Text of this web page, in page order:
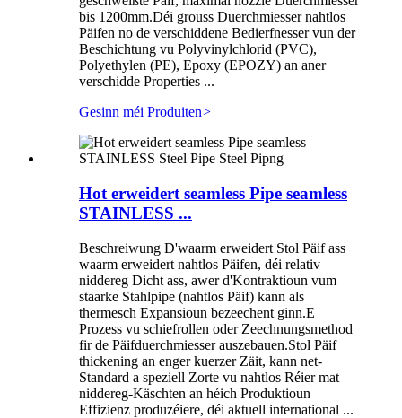
bis 1200mm.Déi grouss Duerchmiesser nahtlos
Päifen no de verschiddene Bedierfnesser vun der
Beschichtung vu Polyvinylchlorid (PVC),
Polyethylen (PE), Epoxy (EPOZY) an aner
verschidde Properties ...
Gesinn méi Produiten>
Hot erweidert seamless Pipe seamless
STAINLESS ...
Beschreiwung D'waarm erweidert Stol Päif ass
waarm erweidert nahtlos Päifen, déi relativ
niddereg Dicht ass, awer d'Kontraktioun vum
staarke Stahlpipe (nahtlos Päif) kann als
thermesch Expansioun bezeechent ginn.E
Prozess vu schiefrollen oder Zeechnungsmethod
fir de Päifduerchmiesser auszebauen.Stol Päif
thickening an enger kuerzer Zäit, kann net-
Standard a speziell Zorte vu nahtlos Réier mat
niddereg-Käschten an héich Produktioun
Effizienz produzéiere, déi aktuell international ...